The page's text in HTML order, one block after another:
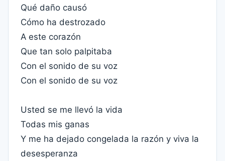
Qué daño causó
Cómo ha destrozado
A este corazón
Que tan solo palpitaba
Con el sonido de su voz
Con el sonido de su voz
Usted se me llevó la vida
Todas mis ganas
Y me ha dejado congelada la razón y viva la
desesperanza